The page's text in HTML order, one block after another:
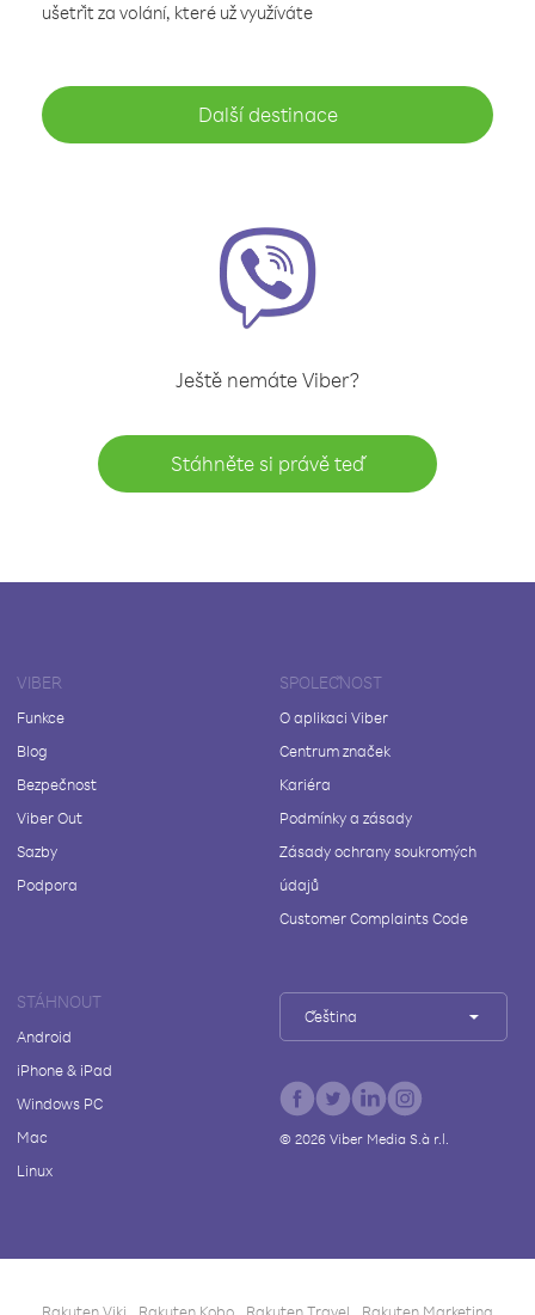
ušetřit za volání, které už využíváte
Další destinace
Ještě nemáte Viber?
Stáhněte si právě teď
VIBER
Funkce
Blog
Bezpečnost
Viber Out
Sazby
Podpora
SPOLEČNOST
O aplikaci Viber
Centrum značek
Kariéra
Podmínky a zásady
Zásady ochrany soukromých
údajů
Customer Complaints Code
STÁHNOUT
Android
iPhone & iPad
Windows PC
Mac
Linux
Čeština
© 2026Viber Media S.à r.l.